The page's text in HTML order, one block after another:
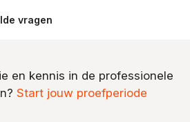
vragen
en kennis in de professionele
Start jouw proefperiode